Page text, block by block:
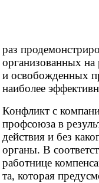
раз
организованных на
и освобожденных
наиболее
Конфликт с
профсоюза в
действия и без
органы. В
работнице
та, которая